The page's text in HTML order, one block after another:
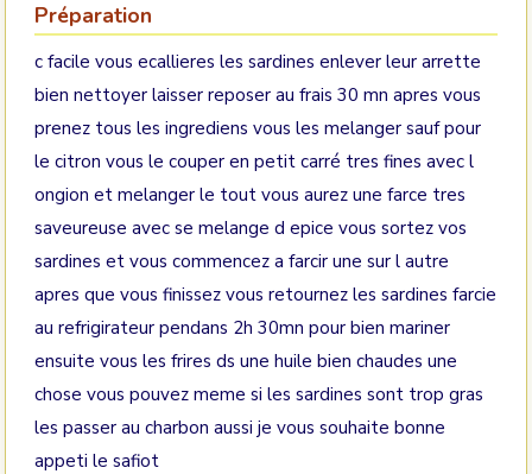
Préparation
c facile vous ecallieres les sardines enlever leur arrette
bien nettoyer laisser reposer au frais 30 mn apres vous
prenez tous les ingrediens vous les melanger sauf pour
le citron vous le couper en petit carré tres fines avec l
ongion et melanger le tout vous aurez une farce tres
saveureuse avec se melange d epice vous sortez vos
sardines et vous commencez a farcir une sur l autre
apres que vous finissez vous retournez les sardines farcie
au refrigirateur pendans 2h 30mn pour bien mariner
ensuite vous les frires ds une huile bien chaudes une
chose vous pouvez meme si les sardines sont trop gras
les passer au charbon aussi je vous souhaite bonne
appeti le safiot